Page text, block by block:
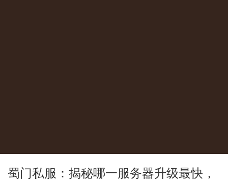
蜀门私服：揭秘哪一服务器升级最快，